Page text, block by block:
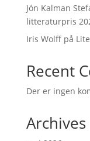
Jón Kalman
litteraturpris
Iris Wolff på
Recent
Der er ingen
Archives